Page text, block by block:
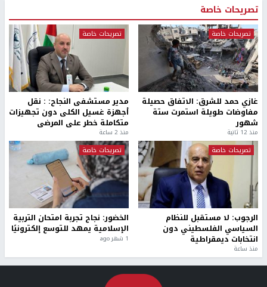
تصريحات خاصة
تصريحات خاصة
غازي حمد للشرق: الاتفاق حصيلة
مفاوضات طويلة استمرت ستة
شهور
منذ 12 ثانية
تصريحات خاصة
مدير مستشفى النجاح: : نقل
أجهزة غسيل الكلى دون تجهيزات
متكاملة خطر على المرضى
منذ 2 ساعة
تصريحات خاصة
الرجوب: لا مستقبل للنظام
السياسي الفلسطيني دون
انتخابات ديمقراطية
منذ ساعة
تصريحات خاصة
الخضور: نجاح تجربة امتحان التربية
الإسلامية يمهد للتوسع إلكترونيًا
1 شهر ago